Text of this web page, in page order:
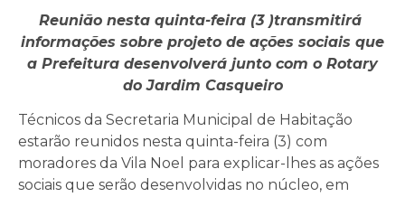
Reunião nesta quinta-feira (3 )transmitirá
informações sobre projeto de ações sociais que
a Prefeitura desenvolverá junto com o Rotary
do Jardim Casqueiro
Técnicos da Secretaria Municipal de Habitação
estarão reunidos nesta quinta-feira (3) com
moradores da Vila Noel para explicar-lhes as ações
sociais que serão desenvolvidas no núcleo, em